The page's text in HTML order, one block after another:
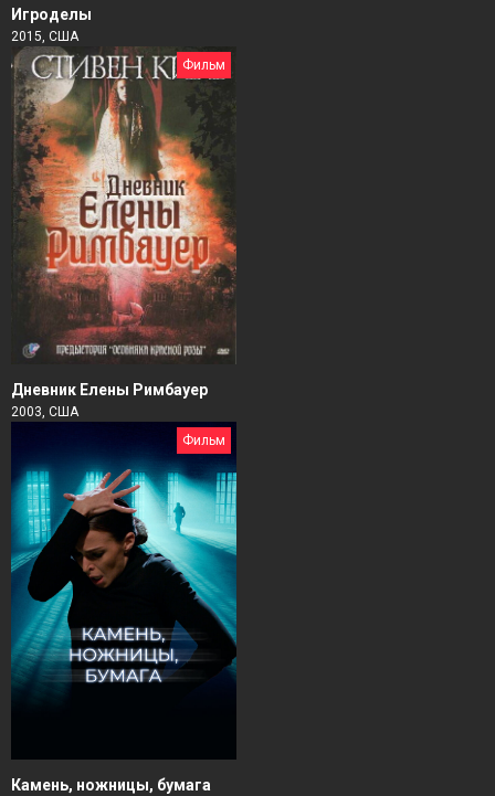
Игроделы
2015, США
Фильм
Дневник Елены Римбауер
2003, США
Фильм
Камень, ножницы, бумага